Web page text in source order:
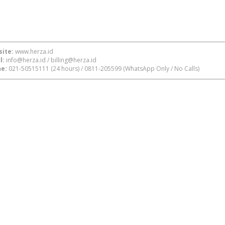
www.herza.id
info@herza.id / billing@herza.id
021-50515111 (24 hours) / 0811-205599 (WhatsApp Only / No Calls)